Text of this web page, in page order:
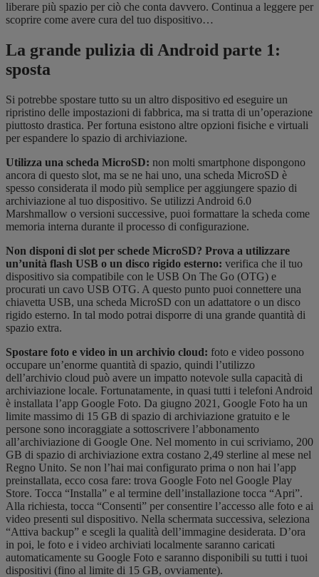
liberare più spazio per ciò che conta davvero. Continua a leggere per
scoprire come avere cura del tuo dispositivo…
La grande pulizia di Android parte 1:
sposta
Si potrebbe spostare tutto su un altro dispositivo ed eseguire un
ripristino delle impostazioni di fabbrica, ma si tratta di un’operazione
piuttosto drastica. Per fortuna esistono altre opzioni fisiche e virtuali
per espandere lo spazio di archiviazione.
Utilizza una scheda MicroSD: non molti smartphone dispongono
ancora di questo slot, ma se ne hai uno, una scheda MicroSD è
spesso considerata il modo più semplice per aggiungere spazio di
archiviazione al tuo dispositivo. Se utilizzi Android 6.0
Marshmallow o versioni successive, puoi formattare la scheda come
memoria interna durante il processo di configurazione.
Non disponi di slot per schede MicroSD? Prova a utilizzare
un’unità flash USB o un disco rigido esterno: verifica che il tuo
dispositivo sia compatibile con le USB On The Go (OTG) e
procurati un cavo USB OTG. A questo punto puoi connettere una
chiavetta USB, una scheda MicroSD con un adattatore o un disco
rigido esterno. In tal modo potrai disporre di una grande quantità di
spazio extra.
Spostare foto e video in un archivio cloud: foto e video possono
occupare un’enorme quantità di spazio, quindi l’utilizzo
dell’archivio cloud può avere un impatto notevole sulla capacità di
archiviazione locale. Fortunatamente, in quasi tutti i telefoni Android
è installata l’app Google Foto. Da giugno 2021, Google Foto ha un
limite massimo di 15 GB di spazio di archiviazione gratuito e le
persone sono incoraggiate a sottoscrivere l’abbonamento
all’archiviazione di Google One. Nel momento in cui scriviamo, 200
GB di spazio di archiviazione extra costano 2,49 sterline al mese nel
Regno Unito. Se non l’hai mai configurato prima o non hai l’app
preinstallata, ecco cosa fare: trova Google Foto nel Google Play
Store. Tocca “Installa” e al termine dell’installazione tocca “Apri”.
Alla richiesta, tocca “Consenti” per consentire l’accesso alle foto e ai
video presenti sul dispositivo. Nella schermata successiva, seleziona
“Attiva backup” e scegli la qualità dell’immagine desiderata. D’ora
in poi, le foto e i video archiviati localmente saranno caricati
automaticamente su Google Foto e saranno disponibili su tutti i tuoi
dispositivi (fino al limite di 15 GB, ovviamente).